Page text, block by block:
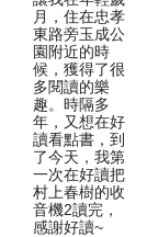
月，住在忠孝
東路旁玉成公
園附近的時
候，獲得了很
多閱讀的樂
趣。時隔多
年，又想在好
讀看點書，到
了今天，我第
一次在好讀把
村上春樹的收
音機2讀完，
感謝好讀~